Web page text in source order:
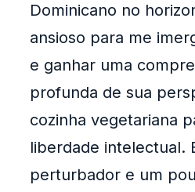
Dominicano no
ansioso para me
e ganhar uma
profunda de sua
cozinha vegetariana
liberdade intelectual.
perturbador e um